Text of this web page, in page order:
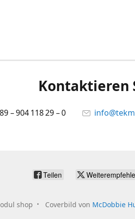
Kontaktieren
– 904 118 29 – 0
Teilen
shop Coverbild von McDobbie